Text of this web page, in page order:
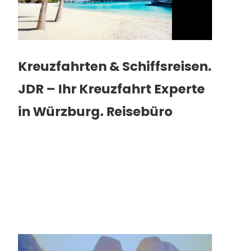
Kreuzfahrten & Schiffsreisen.
JDR – Ihr Kreuzfahrt Experte
in Würzburg. Reisebüro